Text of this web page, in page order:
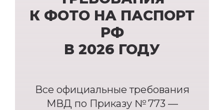
К ФОТО НА ПАСПОРТ
РФ
В 2026 ГОДУ
Все официальные требования
МВД по Приказу № 773 —